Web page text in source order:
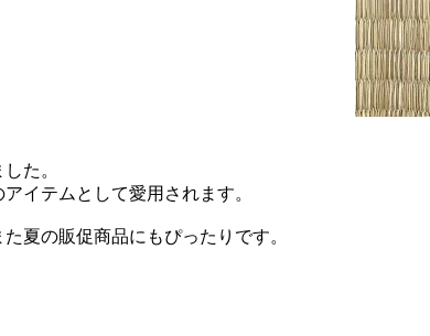
た。
イテムとして愛用されます。
夏の販促商品にもぴったりです。